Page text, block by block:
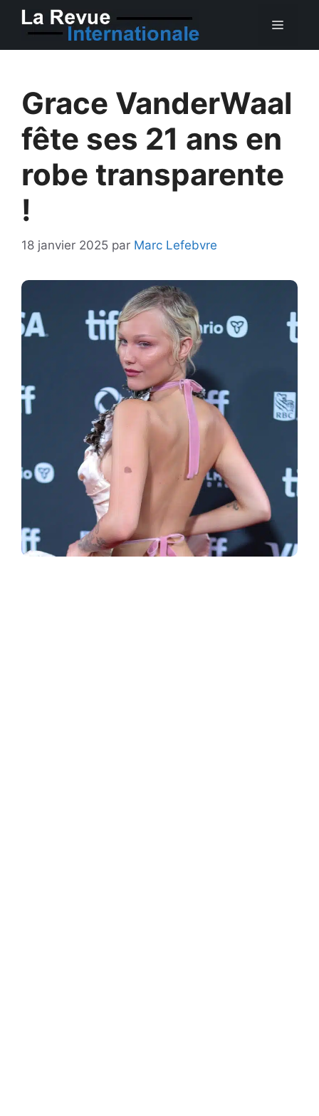
Aller
Grace VanderWaal
fête ses 21 ans en
robe transparente
!
18 janvier 2025 par Marc Lefebvre